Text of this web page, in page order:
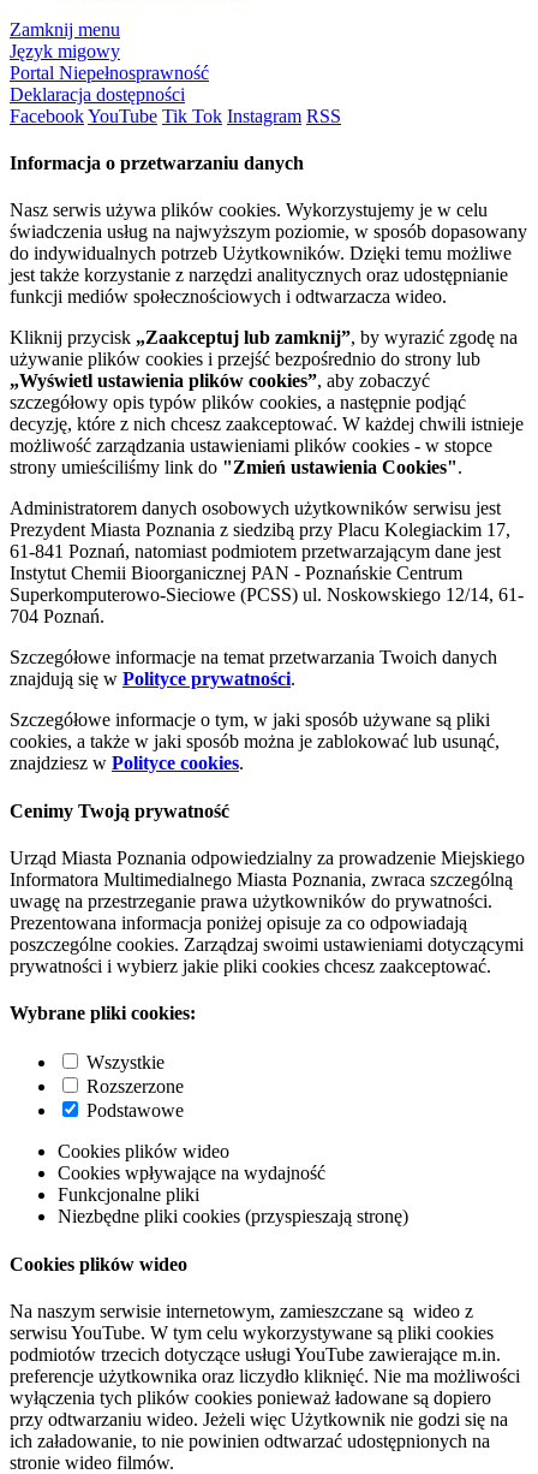
Zamknij menu
Język migowy
Portal Niepełnosprawność
Deklaracja dostępności
FacebookYouTube Tik Tok Instagram RSS
Informacja o przetwarzaniu danych
Nasz serwis używa plików cookies. Wykorzystujemy je w celu
świadczenia usług na najwyższym poziomie, w sposób dopasowany
do indywidualnych potrzeb Użytkowników. Dzięki temu możliwe
jest także korzystanie z narzędzi analitycznych oraz udostępnianie
funkcji mediów społecznościowych i odtwarzacza wideo.
Kliknij przycisk „Zaakceptuj lub zamknij”, by wyrazić zgodę na
używanie plików cookies i przejść bezpośrednio do strony lub
„Wyświetl ustawienia plików cookies”, aby zobaczyć
szczegółowy opis typów plików cookies, a następnie podjąć
decyzję, które z nich chcesz zaakceptować. W każdej chwili istnieje
możliwość zarządzania ustawieniami plików cookies - w stopce
strony umieściliśmy link do "Zmień ustawienia Cookies".
Administratorem danych osobowych użytkowników serwisu jest
Prezydent Miasta Poznania z siedzibą przy Placu Kolegiackim 17,
61-841 Poznań, natomiast podmiotem przetwarzającym dane jest
Instytut Chemii Bioorganicznej PAN - Poznańskie Centrum
Superkomputerowo-Sieciowe (PCSS) ul. Noskowskiego 12/14, 61-
704 Poznań.
Szczegółowe informacje na temat przetwarzania Twoich danych
znajdują się w Polityce prywatności.
Szczegółowe informacje o tym, w jaki sposób używane są pliki
cookies, a także w jaki sposób można je zablokować lub usunąć,
znajdziesz w Polityce cookies.
Cenimy Twoją prywatność
Urząd Miasta Poznania odpowiedzialny za prowadzenie Miejskiego
Informatora Multimedialnego Miasta Poznania, zwraca szczególną
uwagę na przestrzeganie prawa użytkowników do prywatności.
Prezentowana informacja poniżej opisuje za co odpowiadają
poszczególne cookies. Zarządzaj swoimi ustawieniami dotyczącymi
prywatności i wybierz jakie pliki cookies chcesz zaakceptować.
Wybrane pliki cookies:
Wszystkie
Rozszerzone
Podstawowe
Cookies plików wideo
Cookies wpływające na wydajność
Funkcjonalne pliki
Niezbędne pliki cookies (przyspieszają stronę)
Cookies plików wideo
Na naszym serwisie internetowym, zamieszczane są wideo z
serwisu YouTube. W tym celu wykorzystywane są pliki cookies
podmiotów trzecich dotyczące usługi YouTube zawierające m.in.
preferencje użytkownika oraz liczydło kliknięć. Nie ma możliwości
wyłączenia tych plików cookies ponieważ ładowane są dopiero
przy odtwarzaniu wideo. Jeżeli więc Użytkownik nie godzi się na
ich załadowanie, to nie powinien odtwarzać udostępnionych na
stronie wideo filmów.